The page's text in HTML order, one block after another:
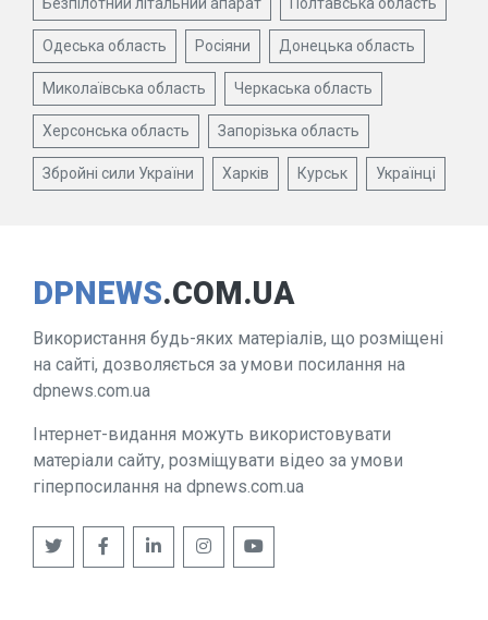
Одеська область Росіяни Донецька область
Миколаївська область Черкаська область
Херсонська область Запорізька область
Збройні сили України Харків Курськ Українці
DPNEWS.COM.UA
Використання будь-яких матеріалів, що розміщені
на сайті, дозволяється за умови посилання на
dpnews.com.ua
Інтернет-видання можуть використовувати
матеріали сайту, розміщувати відео за умови
гіперпосилання на dpnews.com.ua